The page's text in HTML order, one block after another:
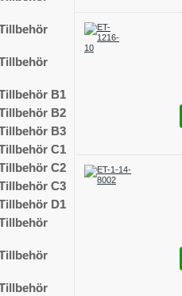
B1
B2
B3
C1
C2
C3
D1